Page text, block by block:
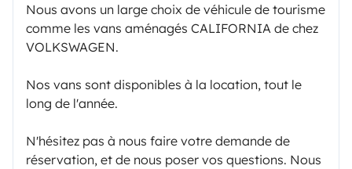
Nous avons un large choix de véhicule de tourisme
comme les vans aménagés CALIFORNIA de chez
VOLKSWAGEN.
Nos vans sont disponibles à la location, tout le
long de l'année.
N'hésitez pas à nous faire votre demande de
réservation, et de nous poser vos questions. Nous